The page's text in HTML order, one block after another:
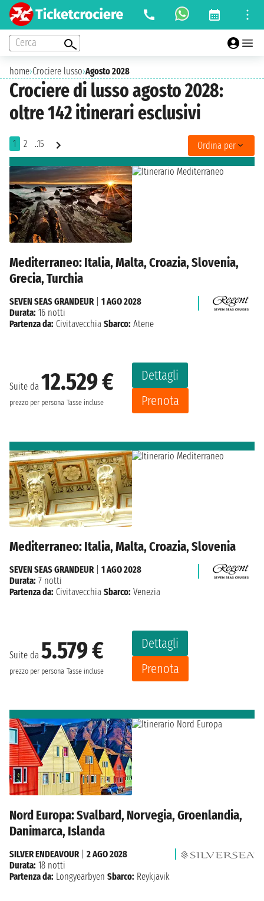
Cerca
home›Crociere lusso›Agosto 2028
Crociere di lusso agosto 2028:
oltre 142 itinerari esclusivi
1 2 ..15 Ordina per
Mediterraneo: Italia, Malta, Croazia, Slovenia,
Grecia, Turchia
Suite da 12.529 €
prezzo per persona Tasse incluse
Dettagli
Prenota
SEVEN SEAS GRANDEUR
1 AGO 2028
Durata: 16 notti
Partenza da: Civitavecchia Sbarco: Atene
Mediterraneo: Italia, Malta, Croazia, Slovenia
Suite da 5.579 €
prezzo per persona Tasse incluse
Dettagli
Prenota
SEVEN SEAS GRANDEUR| 1 AGO 2028
Durata: 7 notti
Partenza da: Civitavecchia Sbarco: Venezia
Nord Europa: Svalbard, Norvegia, Groenlandia,
Danimarca, Islanda
SILVER ENDEAVOUR| 2 AGO 2028
Durata: 18 notti
Partenza da: Longyearbyen Sbarco: Reykjavik